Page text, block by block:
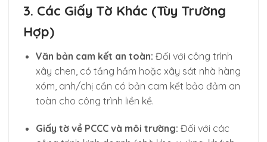
3. Các Giấy Tờ Khác (Tùy Trường
Hợp)
Văn bản cam kết an toàn: Đối với công trình
xây chen, có tầng hầm hoặc xây sát nhà hàng
xóm, anh/chị cần có bản cam kết bảo đảm an
toàn cho công trình liền kề.
Giấy tờ về PCCC và môi trường: Đối với các